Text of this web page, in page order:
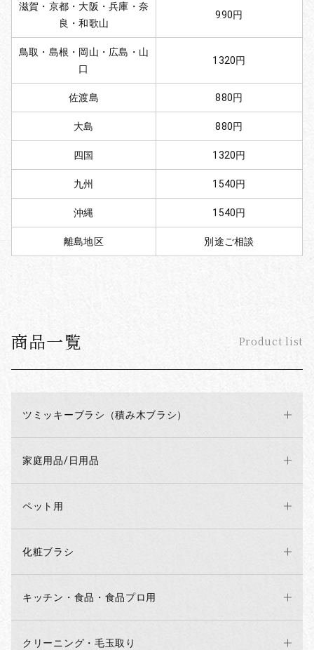
商品一覧 Product list
ツミッキーブラシ（積み木ブラシ）
家庭用品/日用品
ペット用
化粧ブラシ
キッチン・食品・食品プロ用
クリーニング・毛玉取り
滋賀・京都・大阪・兵庫・奈
良・和歌山
990円
鳥取・島根・岡山・広島・山
口
1320円
佐渡島 880円
大島 880円
四国 1320円
九州 1540円
沖縄 1540円
離島地区 別途ご相談